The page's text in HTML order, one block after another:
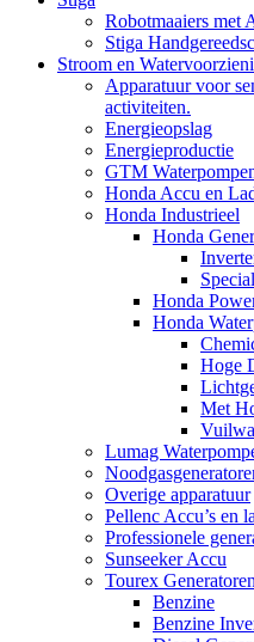
Robotmaaiers met
Stiga
Stroom en
Apparatuur voor
activiteiten.
Energieopslag
Energieproductie
GTM
Honda Accu en
Honda Industrieel
Honda
Honda
Honda
Hoge
Met
Lumag
Overige apparatuur
Pellenc Accu’s en
Professionele
Sunseeker Accu
Tourex Generatoren
Benzine
Benzine